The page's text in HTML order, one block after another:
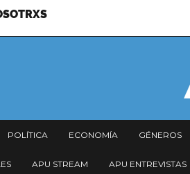
POLÍTICA ECONOMÍA GÉNEROS
APU STREAM APU ENTREVISTAS